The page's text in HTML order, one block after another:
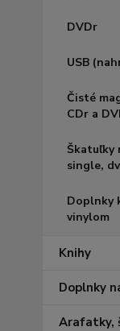
DVDr
USB
Čisté
CDr a
Škatuľky
single,
Doplnky
vinylom
Knihy
Doplnky
Arafatky,